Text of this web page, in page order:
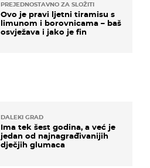
DALEKI GRAD
Ima tek šest godina, a već je
jedan od najnagrađivanijih
dječjih glumaca
PREJEDNOSTAVNO ZA SLOŽITI
Ovo je pravi ljetni tiramisu s
limunom i borovnicama – baš
osvježava i jako je fin